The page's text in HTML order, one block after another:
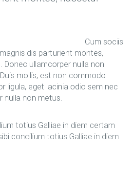
Cum sociis
dis parturient montes,
Donec ullamcorper nulla non
mollis, est non commodo
ligula, eget lacinia odio sem nec
nulla non metus.
totius Galliae in diem certam
concilium totius Galliae in diem